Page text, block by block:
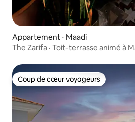
Appartement ⋅ Maadi
The Zarifa · Toit-terrasse animé à
Coup de cœur voyageurs
Coup de cœur voyageurs